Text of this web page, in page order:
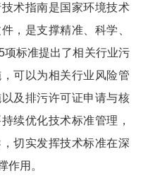
术指南是国家环境技术
，是支撑精准、科学、
标准提出了相关行业污
可以为相关行业风险管
及排污许可证申请与核
续优化技术标准管理，
切实发挥技术标准在深
作用。